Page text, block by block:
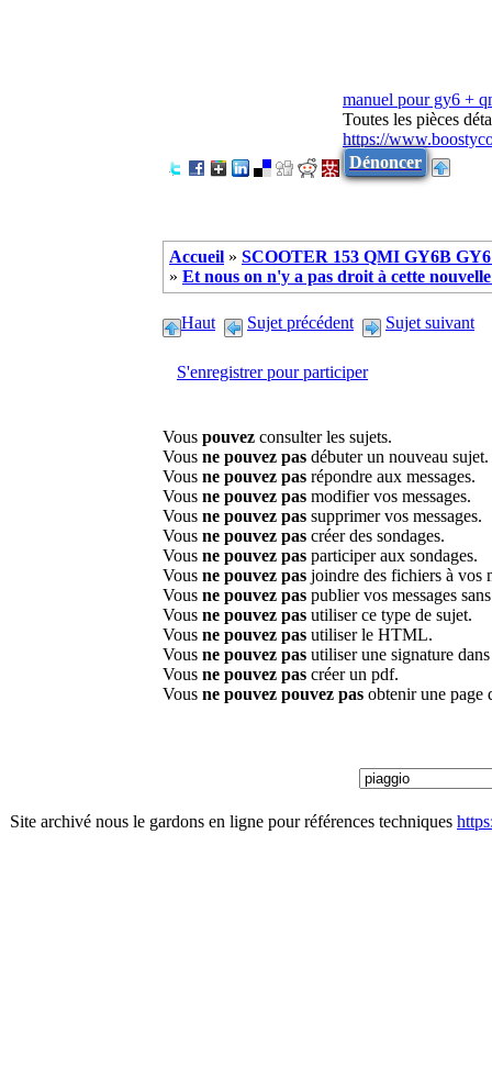
manuel pour gy6 +
Toutes les pièces
https://
Dénoncer
Accueil » SCOOTER 153 QMI GY6B
» Et nous on n'y a pas droit à cette
Haut Sujet précédent Sujet suivant
S'enregistrer pour participer
Vous pouvez consulter les sujets.
Vous ne pouvez pas débuter un nouveau sujet.
Vous ne pouvez pas répondre aux messages.
Vous ne pouvez pas modifier vos messages.
Vous ne pouvez pas supprimer vos messages.
Vous ne pouvez pas créer des sondages.
Vous ne pouvez pas participer aux sondages.
Vous ne pouvez pas joindre des fichiers à vos
Vous ne pouvez pas publier vos messages
Vous ne pouvez pas utiliser ce type de sujet.
Vous ne pouvez pas utiliser le HTML.
Vous ne pouvez pas utiliser une signature
Vous ne pouvez pas créer un pdf.
Vous ne pouvez pouvez pas obtenir une page
Site archivé nous le gardons en ligne pour références techniques